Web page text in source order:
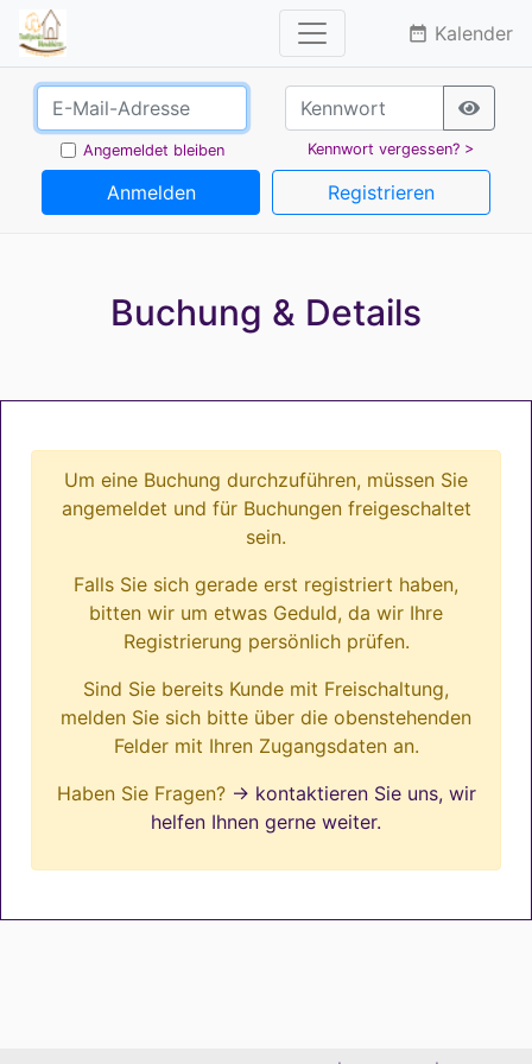
date_range Kalender
Angemeldet bleiben Kennwort vergessen? >
Anmelden Registrieren
Buchung & Details
Um eine Buchung durchzuführen, müssen Sie
angemeldet und für Buchungen freigeschaltet
sein.
Falls Sie sich gerade erst registriert haben,
bitten wir um etwas Geduld, da wir Ihre
Registrierung persönlich prüfen.
Sind Sie bereits Kunde mit Freischaltung,
melden Sie sich bitte über die obenstehenden
Felder mit Ihren Zugangsdaten an.
Haben Sie Fragen? → kontaktieren Sie uns, wir
helfen Ihnen gerne weiter.